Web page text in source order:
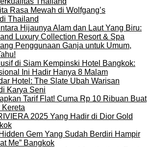
Rasa Mewah di Wolfgang’s
Thailand
Hijaunya Alam dan Laut Yang Biru:
Luxury Collection Resort & Spa
Penggunaan Ganja untuk Umum,
di Siam Kempinski Hotel Bangkok:
Ini Hadir Hanya 8 Malam
Hotel: The Slate Ubah Warisan
Karya Seni
Tarif Flat! Cuma Rp 10 Ribuan Buat
Kereta
2025 Yang Hadir di Dior Gold
Gem Yang Sudah Berdiri Hampir
Me” Bangkok